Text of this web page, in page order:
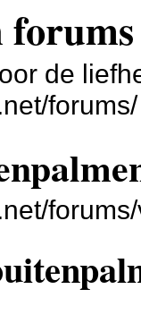
forums
de
forums/